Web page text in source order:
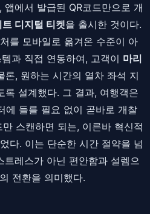
에서 발급된 QR코드만으로 개
트 디지털 티켓을 출시한 것이다.
를 모바일로 옮겨온 수준이 아
과 직접 연동하여, 고객이 마리
론, 원하는 시간의 열차 좌석 지
록 설계했다. 그 결과, 여행객은
에 들를 필요 없이 곧바로 개찰
스캔하면 되는, 이른바 혁신적
다. 이는 단순한 시간 절약을 넘
레스가 아닌 편안함과 설렘으
전환을 의미했다.